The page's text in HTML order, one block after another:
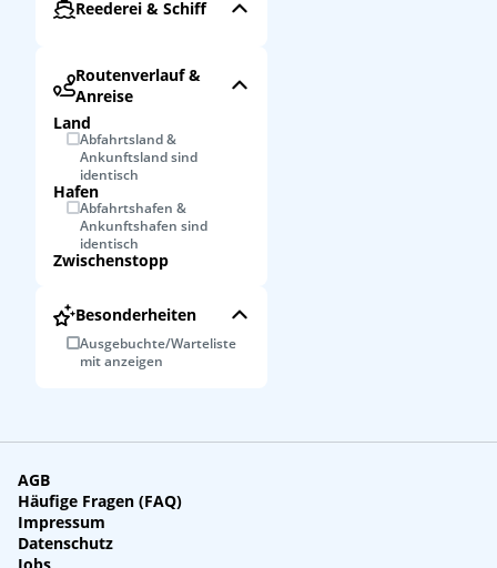
Reederei & Schiff
Routenverlauf &
Anreise
Land
Abfahrtsland &
Ankunftsland sind
identisch
Hafen
Abfahrtshafen &
Ankunftshafen sind
identisch
Zwischenstopp
Besonderheiten
Ausgebuchte/Warteliste
mit anzeigen
AGB
Häufige Fragen (FAQ)
Impressum
Datenschutz